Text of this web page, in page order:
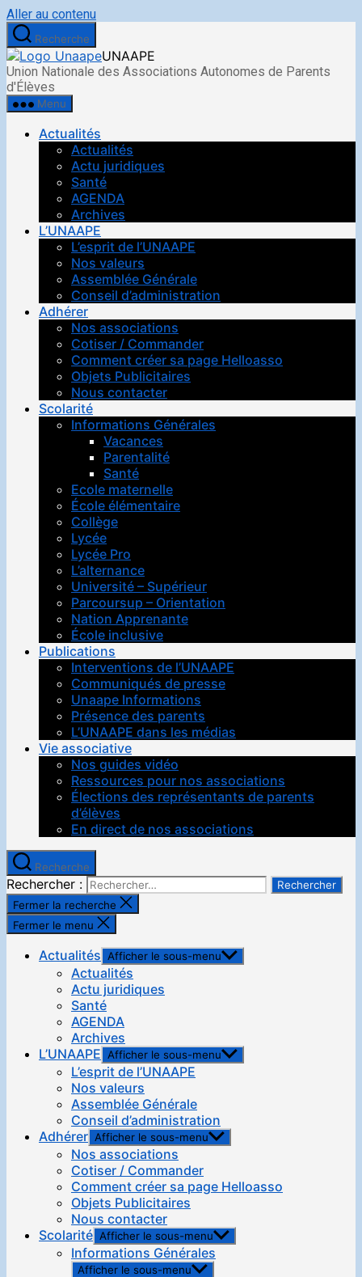
Aller au contenu
Recherche
UNAAPE
Union Nationale des Associations Autonomes de Parents
d'Élèves
Menu
Actualités
Actualités
Actu juridiques
Santé
AGENDA
Archives
L’UNAAPE
L’esprit de l’UNAAPE
Nos valeurs
Assemblée Générale
Conseil d’administration
Adhérer
Nos associations
Cotiser / Commander
Comment créer sa page Helloasso
Objets Publicitaires
Nous contacter
Scolarité
Informations Générales
Vacances
Parentalité
Santé
Ecole maternelle
École élémentaire
Collège
Lycée
Lycée Pro
L’alternance
Université – Supérieur
Parcoursup – Orientation
Nation Apprenante
École inclusive
Publications
Interventions de l’UNAAPE
Communiqués de presse
Unaape Informations
Présence des parents
L’UNAAPE dans les médias
Vie associative
Nos guides vidéo
Ressources pour nos associations
Élections des représentants de parents
d’élèves
En direct de nos associations
Recherche
Rechercher :
Fermer la recherche
Fermer le menu
Actualités Afficher le sous-menu
Actualités
Actu juridiques
Santé
AGENDA
Archives
L’UNAAPE Afficher le sous-menu
L’esprit de l’UNAAPE
Nos valeurs
Assemblée Générale
Conseil d’administration
Adhérer Afficher le sous-menu
Nos associations
Cotiser / Commander
Comment créer sa page Helloasso
Objets Publicitaires
Nous contacter
Scolarité Afficher le sous-menu
Informations Générales
Afficher le sous-menu